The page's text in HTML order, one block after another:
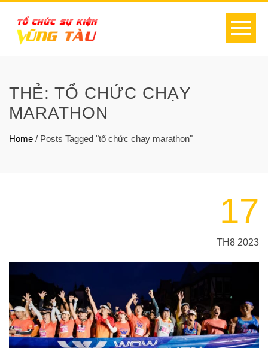
THẺ: TỔ CHỨC CHẠY
MARATHON
Home / Posts Tagged "tổ chức chạy marathon"
17
TH8 2023